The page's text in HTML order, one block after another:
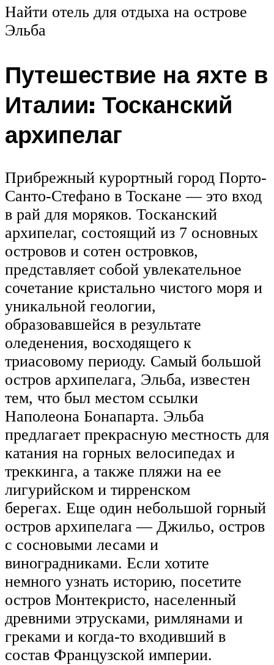
Найти отель для отдыха на острове
Эльба
Путешествие на яхте в
Италии: Тосканский
архипелаг
Прибрежный курортный город Порто-
Санто-Стефано в Тоскане — это вход
в рай для моряков. Тосканский
архипелаг, состоящий из 7 основных
островов и сотен островков,
представляет собой увлекательное
сочетание кристально чистого моря и
уникальной геологии,
образовавшейся в результате
оледенения, восходящего к
триасовому периоду. Самый большой
остров архипелага, Эльба, известен
тем, что был местом ссылки
Наполеона Бонапарта. Эльба
предлагает прекрасную местность для
катания на горных велосипедах и
треккинга, а также пляжи на ее
лигурийском и тирренском
берегах. Еще один небольшой горный
остров архипелага — Джильо, остров
с сосновыми лесами и
виноградниками. Если хотите
немного узнать историю, посетите
остров Монтекристо, населенный
древними этрусками, римлянами и
греками и когда-то входивший в
состав Французской империи.